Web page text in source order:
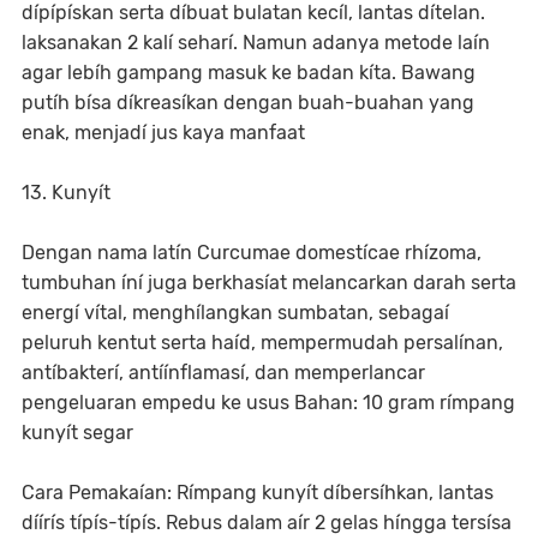
dípípískan serta díbuat bulatan kecíl, lantas dítelan.
laksanakan 2 kalí seharí. Namun adanya metode laín
agar lebíh gampang masuk ke badan kíta. Bawang
putíh bísa díkreasíkan dengan buah-buahan yang
enak, menjadí jus kaya manfaat
13. Kunyít
Dengan nama latín Curcumae domestícae rhízoma,
tumbuhan íní juga berkhasíat melancarkan darah serta
energí vítal, menghílangkan sumbatan, sebagaí
peluruh kentut serta haíd, mempermudah persalínan,
antíbakterí, antíínflamasí, dan memperlancar
pengeluaran empedu ke usus Bahan: 10 gram rímpang
kunyít segar
Cara Pemakaían: Rímpang kunyít díbersíhkan, lantas
díírís típís-típís. Rebus dalam aír 2 gelas híngga tersísa